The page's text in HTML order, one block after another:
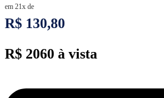
em 21x de
R$ 130,80
R$ 2060 à vista